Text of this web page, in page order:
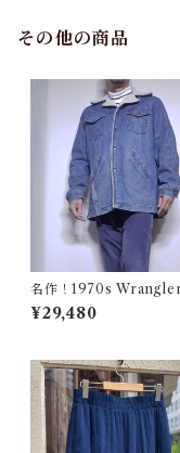
その他の商品
名作！1970s
m Wrange Coat / ラン
デニム ボア ランチ コー
¥29,480